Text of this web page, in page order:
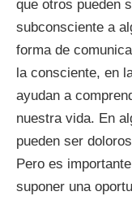
que otros pueden
subconsciente a
forma de
la consciente, en
ayudan a
nuestra vida. En
pueden ser
Pero es
suponer una